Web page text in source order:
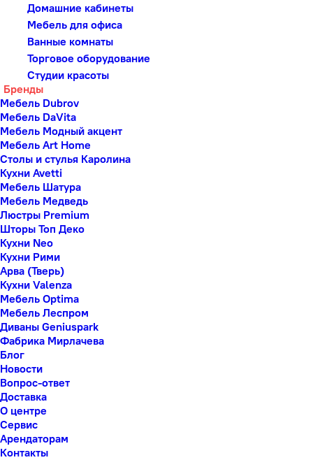
Домашние кабинеты
Мебель для офиса
Ванные комнаты
Торговое оборудование
Студии красоты
Бренды
Мебель Dubrov
Мебель DaVita
Мебель Модный акцент
Мебель Art Home
Столы и стулья Каролина
Кухни Avetti
Мебель Шатура
Мебель Медведь
Люстры Premium
Шторы Топ Деко
Кухни Neo
Кухни Рими
Арва (Тверь)
Кухни Valenza
Мебель Optima
Мебель Леспром
Диваны Geniuspark
Фабрика Мирлачева
Блог
Новости
Вопрос-ответ
Доставка
О центре
Сервис
Арендаторам
Контакты